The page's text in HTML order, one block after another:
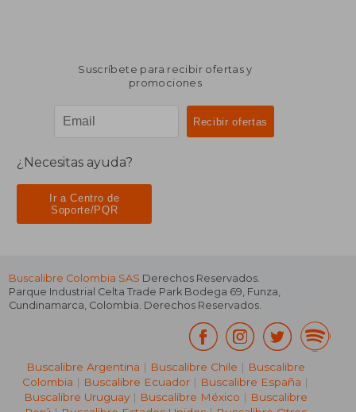
Suscríbete para recibir ofertas y
promociones
¿Necesitas ayuda?
Ir a Centro de
Soporte/PQR
Buscalibre Colombia SAS Derechos Reservados.
Parque Industrial Celta Trade Park Bodega 69 Funza
Cundinamarca Colombia . Derechos Reservados.
Buscalibre Argentina | Buscalibre Chile | Buscalibre
Colombia | Buscalibre Ecuador | Buscalibre España |
Buscalibre Uruguay| Buscalibre México | Buscalibre